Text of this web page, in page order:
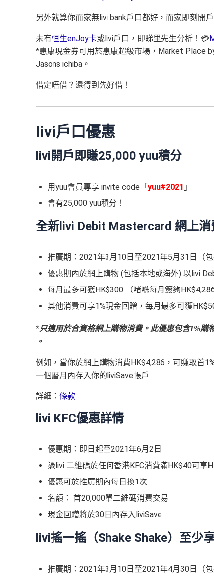
另外就算你而家無livi bank戶口都好，而家即刻開
未有恒生enJoy卡或livi戶口，即睇里先生分析！💳
*惠康現金券可用於惠康超級市場，Market Place
Jasons ichiba。
借定唔借？還得到先好借！
livi戶口優惠
livi開戶即賺25,000 yuu積分
用yuu會員專享 invite code「 yuu#2021 」
會有25,000 yuu積分！
全新livi Debit Mastercard 網上消
推廣期：2021年3月10日至2021年5月31日（包
優惠期內於網上購物 (包括本地或海外) 以livi
每月最多可獲HK$300 （啫喺每月簽夠
其他消費可享1%現金回贈，每月最多可獲
*只適用於合資格網上購物消費。 此優惠包含1%購
。
例如，當你於網上購物消費HK$4,286，可賺取首
一個曆月內存入你的liviSave帳戶
詳細： 條款
livi KFC優惠詳情
優惠期：即日起至2021年6月2日
憑livi 二維碼於任何香港KFC消費滿HK$40可享
優惠可於推廣期內每日換1次
名額： 首20,000單二維碼消費交易
現金回贈將於30日內存入liviSave
livi搖一搖（Shake Shake）至少
推廣期：2021年3月10日至2021年4月30日（包